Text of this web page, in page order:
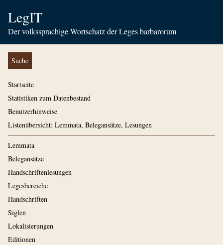
LegIT
Der volkssprachige Wortschatz der Leges barbarorum
Suche
Startseite
Statistiken zum Datenbestand
Benutzerhinweise
Listenübersicht: Lemmata, Belegansätze, Lesungen
Lemmata
Belegansätze
Handschriftenlesungen
Legesbereiche
Handschriften
Siglen
Lokalisierungen
Editionen